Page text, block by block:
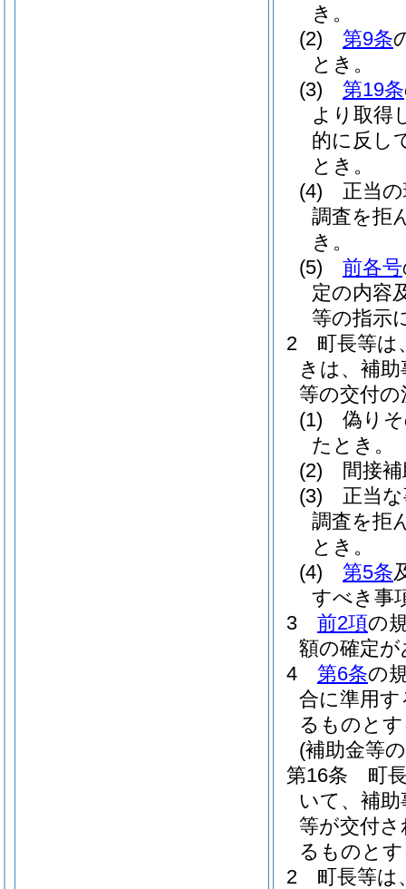
き。
(2)
第9条
とき。
(3)
第19条
より取得
的に反し
とき。
(4)
正当
調査を拒
き。
(5)
前各号
定の内容
等の指示
2
町長等は
きは、補
等の交付
(1)
偽り
たとき。
(2)
間接
(3)
正当
調査を拒
とき。
(4)
第5条
すべき事
3
前2項の
額の確定
4
第6条の
合に準用す
るものと
(補助金等
第16条
町
いて、補
等が交付
るものと
2
町長等は